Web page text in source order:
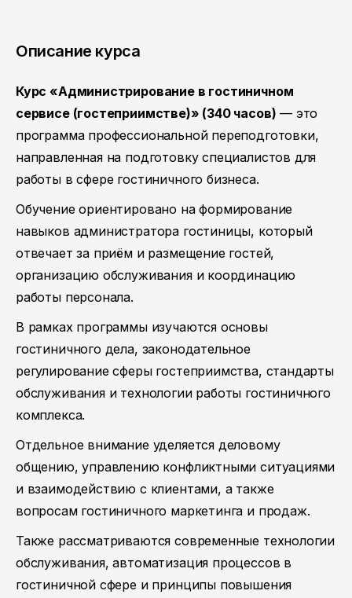
Описание курса
Курс «Администрирование в гостиничном
сервисе (гостеприимстве)» (340 часов) — это
программа профессиональной переподготовки,
направленная на подготовку специалистов для
работы в сфере гостиничного бизнеса.
Обучение ориентировано на формирование
навыков администратора гостиницы, который
отвечает за приём и размещение гостей,
организацию обслуживания и координацию
работы персонала.
В рамках программы изучаются основы
гостиничного дела, законодательное
регулирование сферы гостеприимства, стандарты
обслуживания и технологии работы гостиничного
комплекса.
Отдельное внимание уделяется деловому
общению, управлению конфликтными ситуациями
и взаимодействию с клиентами, а также
вопросам гостиничного маркетинга и продаж.
Также рассматриваются современные технологии
обслуживания, автоматизация процессов в
гостиничной сфере и принципы повышения